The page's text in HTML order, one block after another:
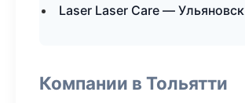
Laser Laser Care — Ульяновск
Компании в Тольятти